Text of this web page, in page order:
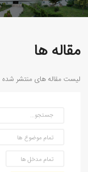
مقاله ها
لیست مقاله های منتشر شده